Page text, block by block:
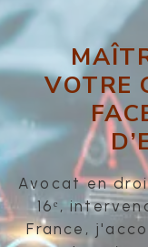
VOTRE
Avocat en
16ᵉ,
France,